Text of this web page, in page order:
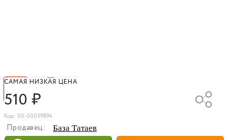
САМАЯ НИЗКАЯ ЦЕНА
510 ₽
Код: 00-00039894
Продавец: База Татаев